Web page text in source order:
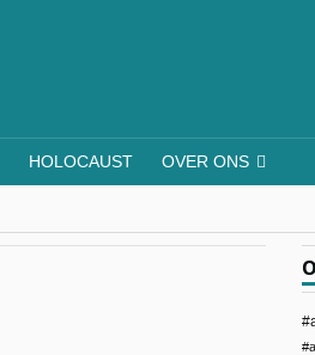
HOLOCAUST OVER ONS